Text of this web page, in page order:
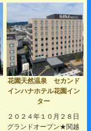
花園天然温泉 セカンド
インハナホテル花園イン
ター
２０２４年１０月２８日
グランドオープン★関越